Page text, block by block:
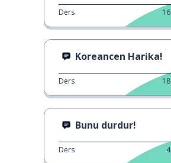
Ders 16
Koreancen Harika!
Ders 18
Bunu durdur!
Ders 4